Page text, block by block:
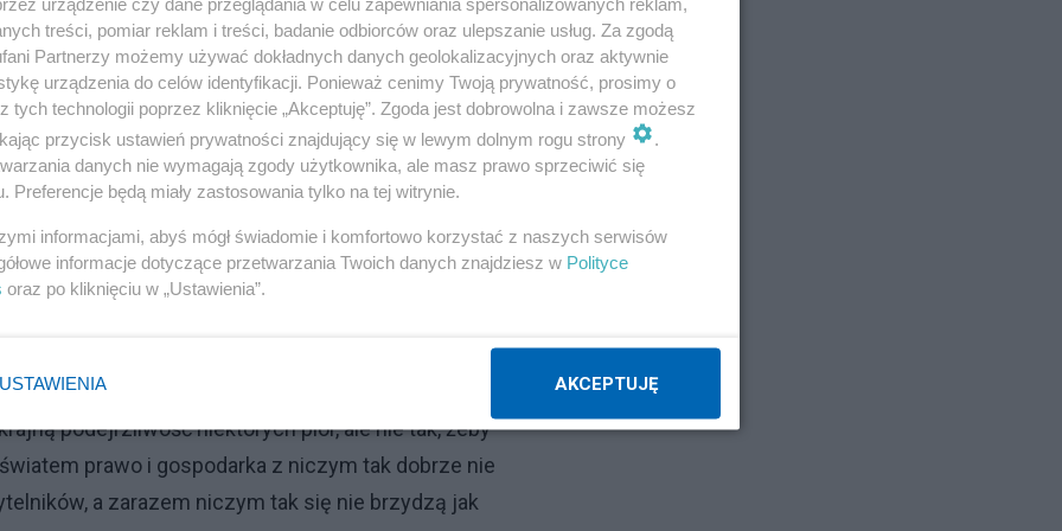
dziennikarze. Płynne przekształcenie firmy w takich
Nowy zarząd Presspubliki postawił na swoim,
ale jednocześnie utracił wielu autorów, którzy
Reklama
zawsze z autorem, który dba o teksty? Niekoniecznie.
teraz sukcesy na swoim. Błąd Hajdarowicza polega
„Rzeczpospolita” zawsze miała dobry newsroom,
od dłuższego czasu ewoluowały w kierunku
co należało skorygować, ale tylko na tyle, żeby
podejrzliwość niektórych piór, ale nie tak, żeby
prawo i gospodarka z niczym tak dobrze nie
a zarazem niczym tak się nie brzydzą jak
treści, pomiar reklam i treści, badanie odbiorców oraz ulepszanie usług. Za zgodą
Partnerzy możemy używać dokładnych danych geolokalizacyjnych oraz aktywnie
urządzenia do celów identyfikacji. Ponieważ cenimy Twoją prywatność, prosimy o
tych technologii poprzez kliknięcie „Akceptuję”. Zgoda jest dobrowolna i zawsze możesz
przycisk ustawień prywatności znajdujący się w lewym dolnym rogu strony
.
danych nie wymagają zgody użytkownika, ale masz prawo sprzeciwić się
Preferencje będą miały zastosowania tylko na tej witrynie.
informacjami, abyś mógł świadomie i komfortowo korzystać z naszych serwisów
informacje dotyczące przetwarzania Twoich danych znajdziesz w Polityce
oraz po kliknięciu w „Ustawienia”.
USTAWIENIA AKCEPTUJĘ